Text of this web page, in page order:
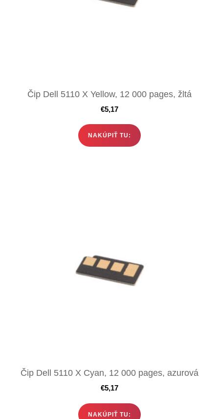
Čip Dell 5110 X Yellow, 12 000 pages, žltá
€5,17
NAKÚPIŤ TU:
Čip Dell 5110 X Cyan, 12 000 pages, azurová
€5,17
NAKÚPIŤ TU: